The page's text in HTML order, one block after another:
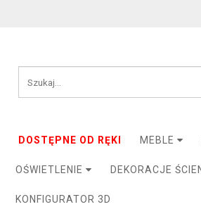
DOSTĘPNE OD RĘKI MEBLE
OŚWIETLENIE DEKORACJE
KONFIGURATOR 3D